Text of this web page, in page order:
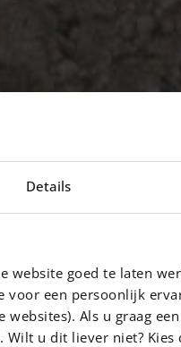
Details
website goed te laten
voor een persoonlijk
Als u graag
u dit liever niet? Kies
Rund –
in denen Projekte
ist.